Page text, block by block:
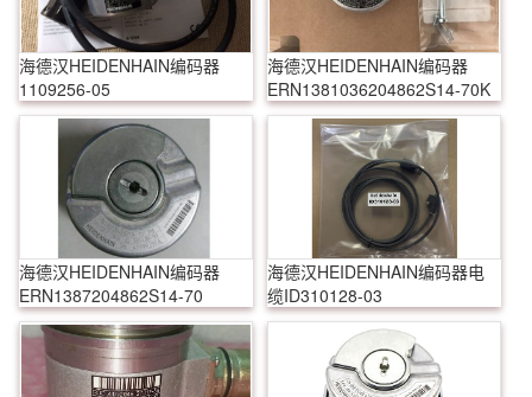
海德汉HEIDENHAIN编码器
1109256-05
海德汉HEIDENHAIN编码器
ERN1381036204862S14-70K
海德汉HEIDENHAIN编码器
ERN1387204862S14-70
海德汉HEIDENHAIN编码器电
缆ID310128-03